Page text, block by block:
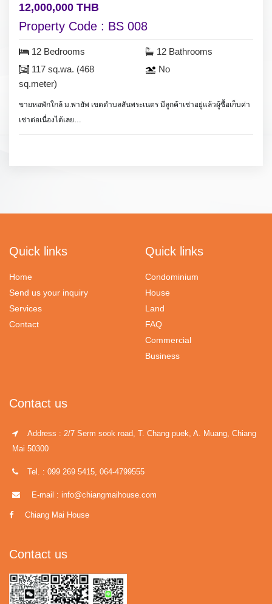
Property Code : BS 008
12 Bedrooms
117 sq.wa. (468
sq.meter)
12 Bathrooms
No
ขายหอพักใกล้ ม.พายัพ เขตตำบลสันพระเนตร มีลูกค้าเช่าอยู่แล้วผู้ซื้อเก็บค่า
เช่าต่อเนื่องได้เลย
มีห้องพักจำนวน 12 ห้อง ทุกห้องมี ทีวี ตู้เย็น แอร์ และเฟอร์นิเจอร์
12,000,000 THB
Quick links
Home
Send us your inquiry
Services
Contact
Quick links
Condominium
House
Land
FAQ
Commercial
Business
Contact us
Address : 2/7 Serm sook road, T. Chang puek, A. Muang, Chiang
Mai 50300
Tel. : 099 269 5415, 064-4799555
E-mail : info@chiangmaihouse.com
Chiang Mai House
Contact us